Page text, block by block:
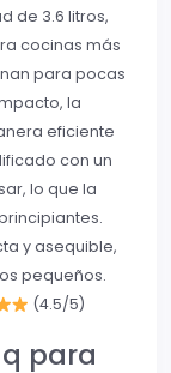
de 3.6 litros,
cocinas más
para pocas
la
eficiente
con un
lo que la
y asequible,
pequeños.
(4.5/5)
para